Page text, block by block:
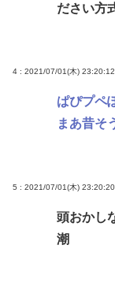
ださい方
4 : 2021/07/01(木)
ぱぴプペ
まあ昔そ
5 : 2021/07/01(木)
頭おかし
潮